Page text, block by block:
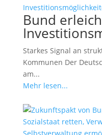
Bund
Starkes Signal an
Kommunen Der
am...
Mehr lesen...